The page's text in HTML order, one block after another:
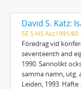
SE S-HS Acc1991/60
Föredrag vid
seventeenth and
1990. Sannolikt
samma namn, utg.
Leiden, 1993. Häfte